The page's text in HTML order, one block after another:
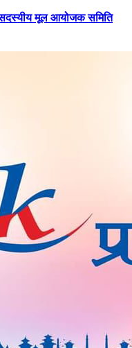
मूल आयोजक समिति